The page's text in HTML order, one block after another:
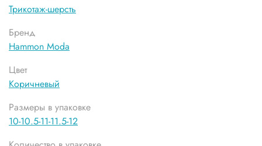
Трикотаж-шерсть
Бренд
Hammon Moda
Цвет
Коричневый
Размеры в упаковке
10-10.5-11-11.5-12